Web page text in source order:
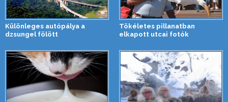
Különleges autópálya a
dzsungel fölött
Tökéletes pillanatban
elkapott utcai fotók